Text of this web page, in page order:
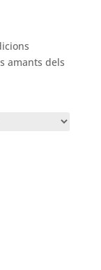
amants dels